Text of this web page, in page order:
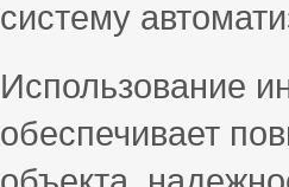
систему
Использование
обеспечивает